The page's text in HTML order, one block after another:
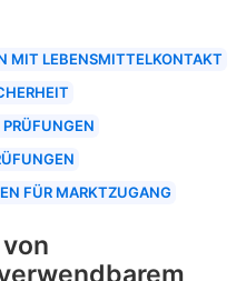
MIT LEBENSMITTELKONTAKT
FÜR MARKTZUGANG